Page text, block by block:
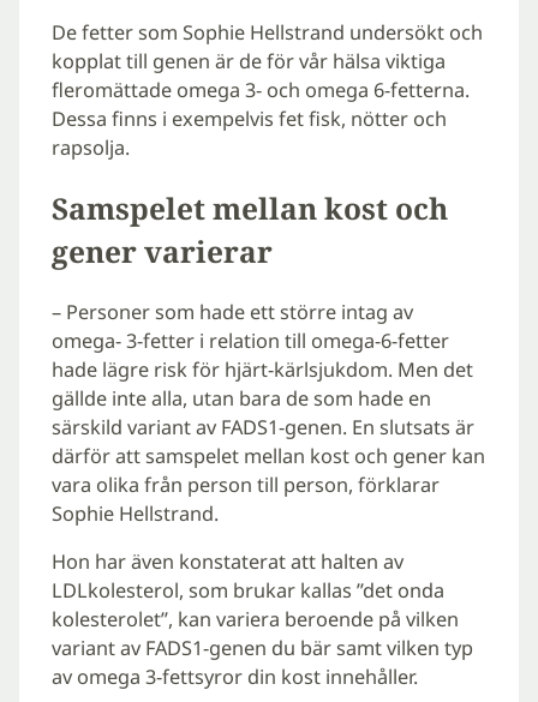
De fetter som Sophie Hellstrand undersökt och
kopplat till genen är de för vår hälsa viktiga
fleromättade omega 3- och omega 6-fetterna.
Dessa finns i exempelvis fet fisk, nötter och
rapsolja.
Samspelet mellan kost och
gener varierar
– Personer som hade ett större intag av
omega- 3-fetter i relation till omega-6-fetter
hade lägre risk för hjärt-kärlsjukdom. Men det
gällde inte alla, utan bara de som hade en
särskild variant av FADS1-genen. En slutsats är
därför att samspelet mellan kost och gener kan
vara olika från person till person, förklarar
Sophie Hellstrand.
Hon har även konstaterat att halten av
LDLkolesterol, som brukar kallas ”det onda
kolesterolet”, kan variera beroende på vilken
variant av FADS1-genen du bär samt vilken typ
av omega 3-fettsyror din kost innehåller.